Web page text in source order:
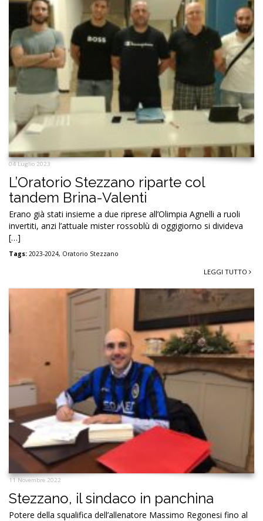
04 Luglio 2023
L’Oratorio Stezzano riparte col
tandem Brina-Valenti
Erano già stati insieme a due riprese all’Olimpia Agnelli a ruoli
invertiti, anzi l’attuale mister rossoblù di oggigiorno si divideva
[…]
Tags: 2023-2024, Oratorio Stezzano
LEGGI TUTTO
11 Novembre 2022
Stezzano, il sindaco in panchina
Potere della squalifica dell’allenatore Massimo Regonesi fino al